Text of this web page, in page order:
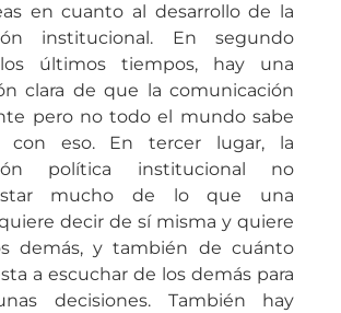
en cuanto al desarrollo de la
institucional. En segundo
últimos tiempos, hay una
clara de que la comunicación
pero no todo el mundo sabe
con eso. En tercer lugar, la
política institucional no
mucho de lo que una
decir de sí misma y quiere
demás, y también de cuánto
a escuchar de los demás para
decisiones. También hay